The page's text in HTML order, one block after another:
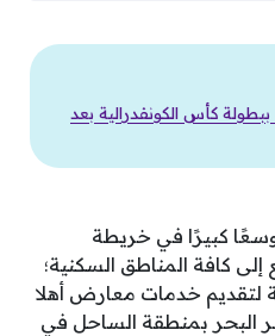
موعد مباراة الأهلي في دور الـ32 ببطولة كأس الكونفدرالية بعد
كبيرًا في خريطة
كافة المناطق السكنية؛
لتقديم خدمات معارض أهلا
جسر البحر بمنطقة الساحل في